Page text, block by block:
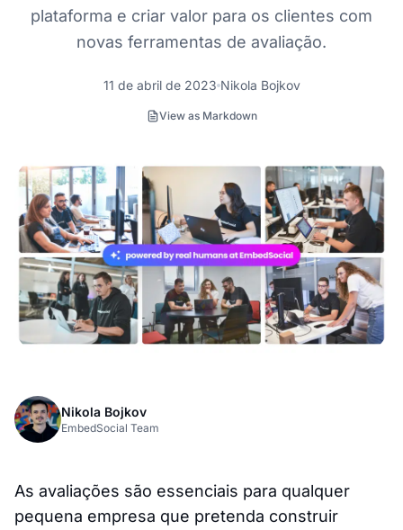
plataforma e criar valor para os clientes com
novas ferramentas de avaliação.
11 de abril de 2023 Nikola Bojkov
View as Markdown
Nikola Bojkov
EmbedSocial Team
As avaliações são essenciais para qualquer
pequena empresa que pretenda construir